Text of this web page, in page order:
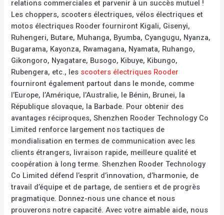
relations commerciales et parvenir à un succès mutuel !
Les choppers, scooters électriques, vélos électriques et
motos électriques Rooder fourniront Kigali, Gisenyi,
Ruhengeri, Butare, Muhanga, Byumba, Cyangugu, Nyanza,
Bugarama, Kayonza, Rwamagana, Nyamata, Ruhango,
Gikongoro, Nyagatare, Busogo, Kibuye, Kibungo,
Rubengera, etc., les scooters électriques Rooder
fourniront également partout dans le monde, comme
l’Europe, l’Amérique, l’Australie, le Bénin, Brunei, la
République slovaque, la Barbade. Pour obtenir des
avantages réciproques, Shenzhen Rooder Technology Co
Limited renforce largement nos tactiques de
mondialisation en termes de communication avec les
clients étrangers, livraison rapide, meilleure qualité et
coopération à long terme. Shenzhen Rooder Technology
Co Limited défend l’esprit d’innovation, d’harmonie, de
travail d’équipe et de partage, de sentiers et de progrès
pragmatique. Donnez-nous une chance et nous
prouverons notre capacité. Avec votre aimable aide, nous